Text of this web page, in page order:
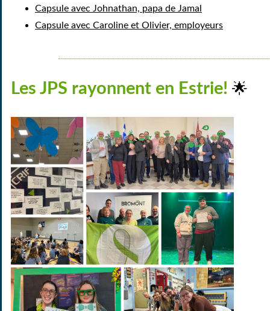
Capsule avec Johnathan, papa de Jamal
Capsule avec Caroline et Olivier, employeurs
Les JPS rayonnent en Estrie! 🌟